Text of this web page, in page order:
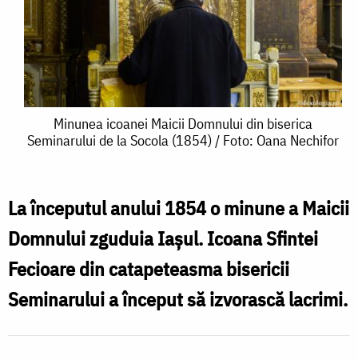
Minunea
icoanei
Domnului
din
biserica
Seminarului
Minunea icoanei Maicii Domnului din biserica
Seminarului de la Socola (1854) / Foto: Oana Nechifor
La începutul anului 1854 o minune a Maicii
Domnului zguduia Iașul. Icoana Sfintei
Fecioare din catapeteasma bisericii
Seminarului a început să izvorască lacrimi.